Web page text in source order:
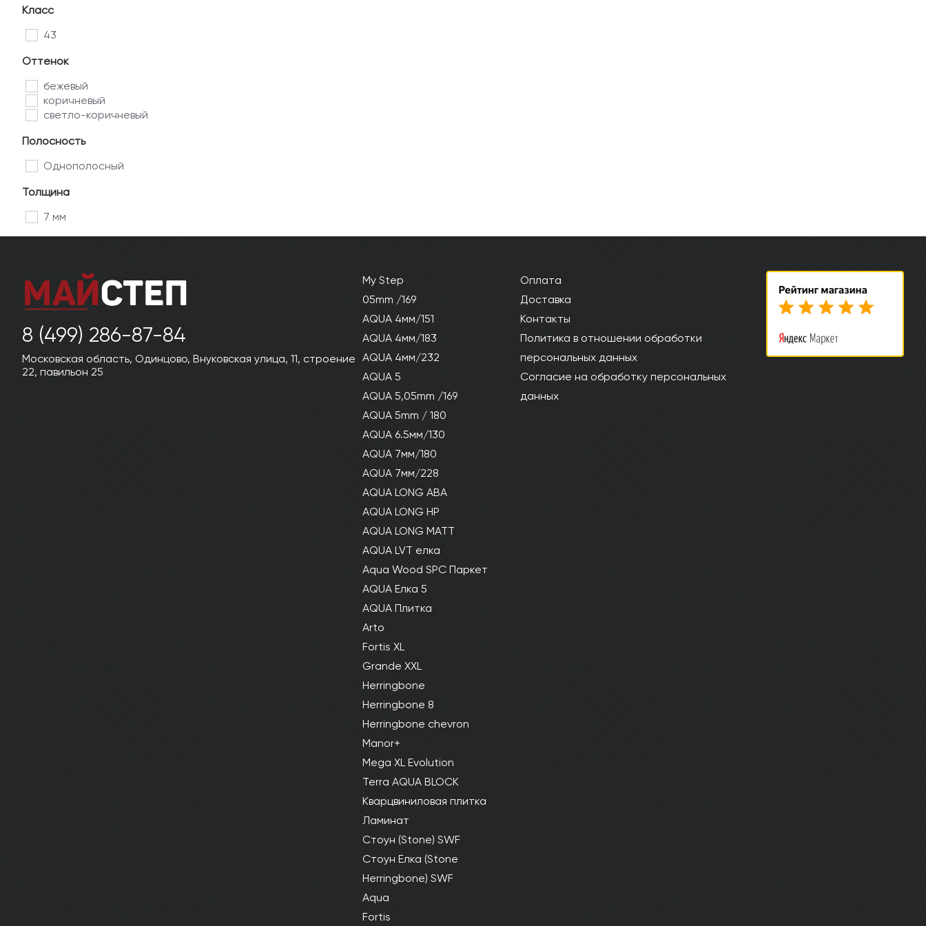
Класс
43
Оттенок
бежевый
коричневый
светло-коричневый
Полосность
Однополосный
Толщина
7 мм
8 (499) 286-87-84
Московская область, Одинцово, Внуковская улица, 11, строение
22, павильон 25
My Step
05mm /169
AQUA 4мм/151
AQUA 4мм/183
AQUA 4мм/232
AQUA 5
AQUA 5,05mm /169
AQUA 5mm / 180
AQUA 6.5мм/130
AQUA 7мм/180
AQUA 7мм/228
AQUA LONG ABA
AQUA LONG HP
AQUA LONG MATT
AQUA LVT елка
Aqua Wood SPC Паркет
AQUA Елка 5
AQUA Плитка
Arto
Fortis XL
Grande XXL
Herringbone
Herringbone 8
Herringbone chevron
Manor+
Mega XL Evolution
Terra AQUA BLOCK
Кварцвиниловая плитка
Ламинат
Стоун (Stone) SWF
Стоун Елка (Stone
Herringbone) SWF
Aqua
Fortis
Оплата
Доставка
Контакты
Политика в отношении обработки
персональных данных
Согласие на обработку персональных
данных